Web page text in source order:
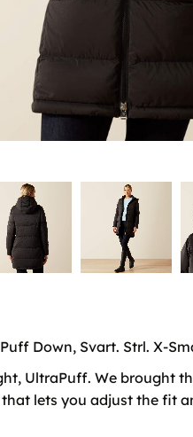
Down, Svart. Strl. X-
UltraPuff. We brought
lets you adjust the fit